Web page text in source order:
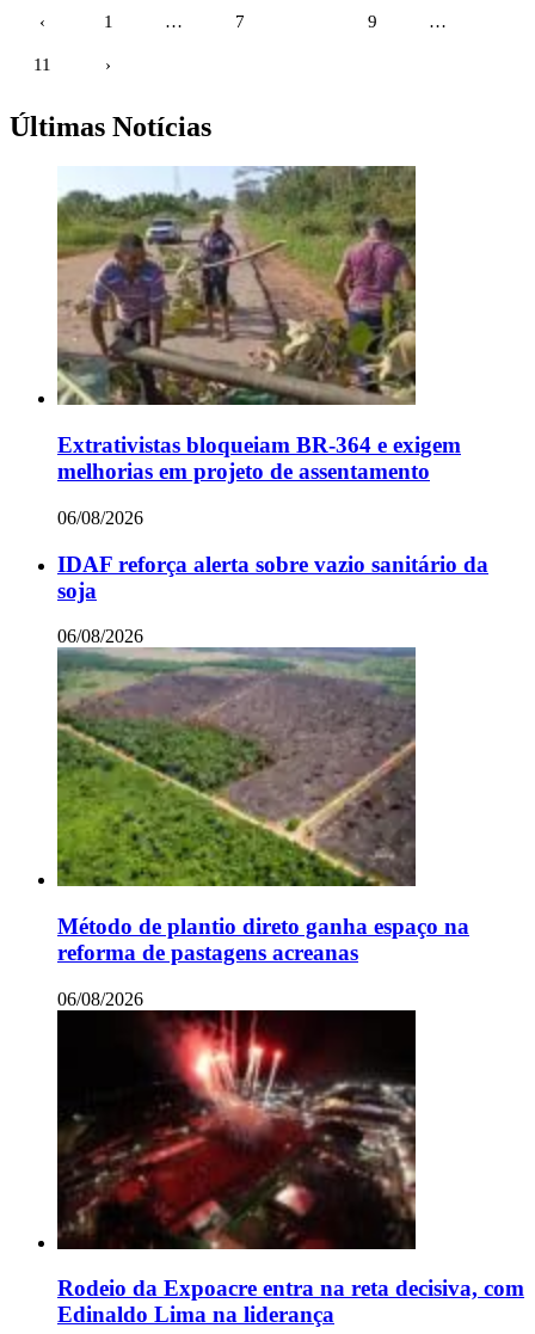
Paginação
posts
‹ 1 … 7 9 …
11 ›
Últimas Notícias
Extrativistas bloqueiam BR-364 e exigem
melhorias em projeto de assentamento
06/08/2026
IDAF reforça alerta sobre vazio sanitário da
soja
06/08/2026
Método de plantio direto ganha espaço na
reforma de pastagens acreanas
06/08/2026
Rodeio da Expoacre entra na reta decisiva, com
Edinaldo Lima na liderança